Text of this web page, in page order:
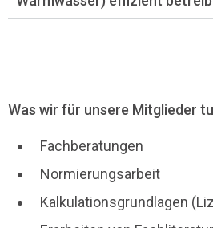
Was wir für unsere Mitglieder
Fachberatungen
Normierungsarbeit
Kalkulationsgrundlagen